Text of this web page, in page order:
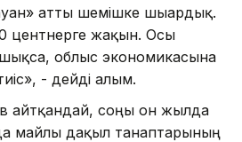
атты шемішке шығардық.
центнерге жақын. Осы
облыс экономикасына
- дейді ғалым.
айтқандай, соңғы он жылда
майлы дақыл танаптарының